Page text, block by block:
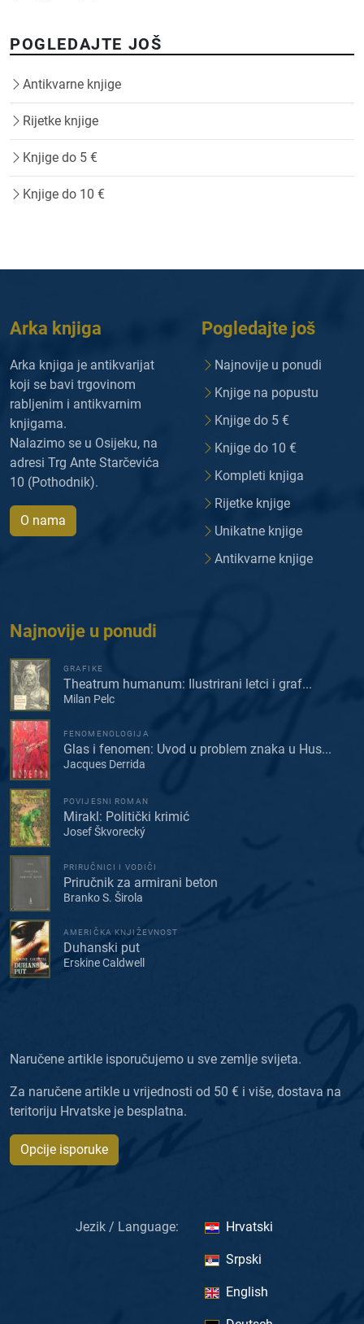
POGLEDAJTE JOŠ
Antikvarne knjige
Rijetke knjige
Knjige do 5 €
Knjige do 10 €
Arka knjiga
Arka knjiga je antikvarijat
koji se bavi trgovinom
rabljenim i antikvarnim
knjigama.
Nalazimo se u Osijeku, na
adresi Trg Ante Starčevića
10 (Pothodnik).
O nama
Pogledajte još
Najnovije u ponudi
Knjige na popustu
Knjige do 5 €
Knjige do 10 €
Kompleti knjiga
Rijetke knjige
Unikatne knjige
Antikvarne knjige
Najnovije u ponudi
GRAFIKE
Theatrum humanum: Ilustrirani letci i graf...
Milan Pelc
FENOMENOLOGIJA
Glas i fenomen: Uvod u problem znaka u Hus...
Jacques Derrida
POVIJESNI ROMAN
Mirakl: Politički krimić
Josef Škvorecký
PRIRUČNICI I VODIČI
Priručnik za armirani beton
Branko S. Širola
AMERIČKA KNJIŽEVNOST
Duhanski put
Erskine Caldwell
Naručene artikle isporučujemo u sve zemlje svijeta.
Za naručene artikle u vrijednosti od 50 € i više, dostava na
teritoriju Hrvatske je besplatna.
Opcije isporuke
Jezik / Language: Hrvatski
Srpski
English